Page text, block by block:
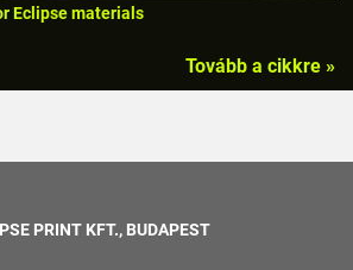
Eclipse materials
Tovább a cikkre »
PRINT KFT., BUDAPEST